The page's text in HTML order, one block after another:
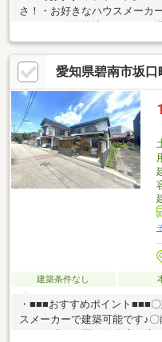
さ！・お好きなハウスメーカ
れます。・平坦地で駐車や建
校まで徒歩15分圏内でお子様
置し、落ち着いた住環境■■■
碧南荒居町店 約340ｍ（徒歩
店 約460ｍ（徒歩約6分）・
1.6km（車で約5分）・三度山
愛知県碧南市坂口
建築条件なし
・■■■おすすめポイント■■■
スメーカーで建築可能です♪
ような明るい区画☆〇広い庭